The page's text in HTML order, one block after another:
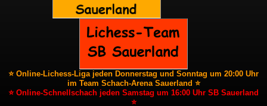
⭐ Online-Lichess-Liga jeden Donnerstag und Sonntag um 20:00 Uhr
im Team Schach-Arena Sauerland ⭐
⭐ Online-Schnellschach jeden Samstag um 16:00 Uhr SB Sauerland
⭐